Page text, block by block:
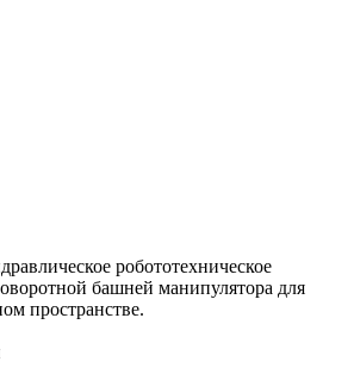
робототехническое
башней манипулятора для
пространстве.